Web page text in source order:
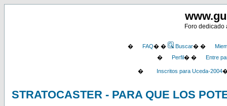
Foro dedicado
� FAQ� � Buscar� �
�
Perfil� � Entre
� Inscritos para Uceda-2004
STRATOCASTER - PARA QUE LOS